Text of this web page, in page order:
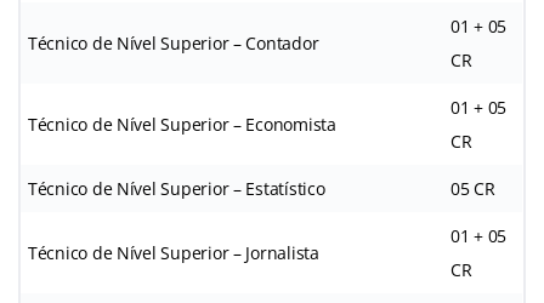
Técnico de Nível Superior – Contador
01 + 05
CR
Técnico de Nível Superior – Economista
01 + 05
CR
Técnico de Nível Superior – Estatístico 05 CR
Técnico de Nível Superior – Jornalista
01 + 05
CR